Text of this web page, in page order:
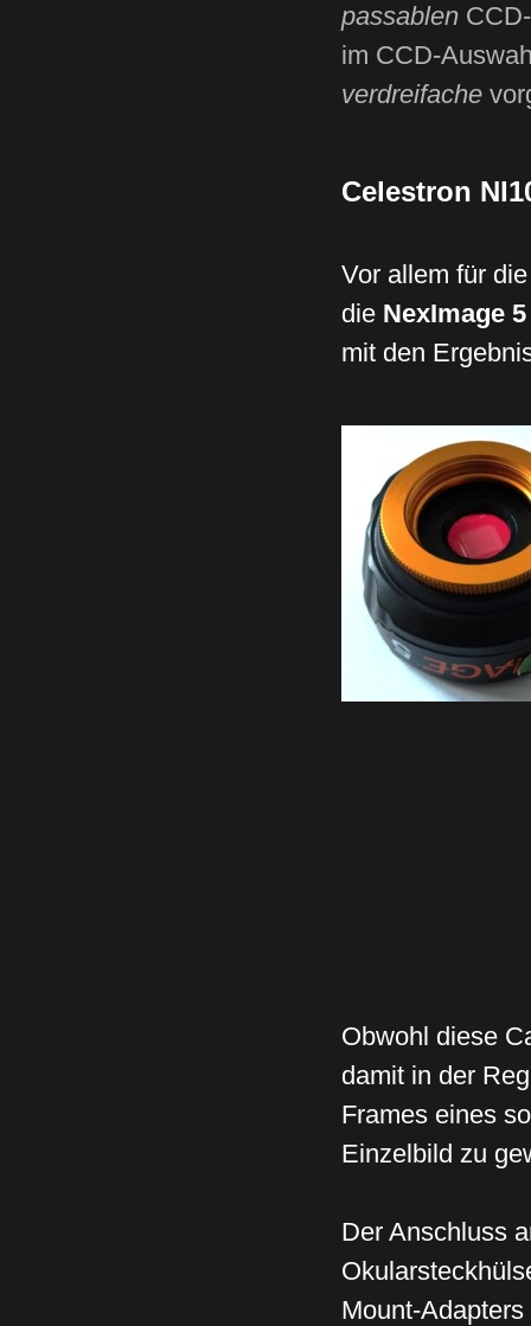
passablenCCD-
im CCD-
verdreifache
Celestron
Vor allem für die
die NexImage 5
mit den
Obwohl diese
damit in der
Frames eines
Einzelbild zu
Der Anschluss
Mount-